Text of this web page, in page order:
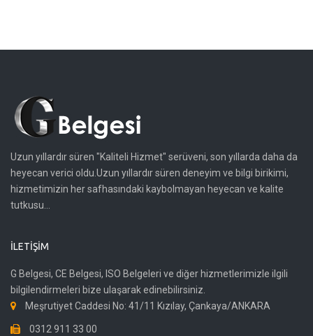
Uzun yıllardır süren "Kaliteli Hizmet" serüveni, son yıllarda daha da
heyecan verici oldu.Uzun yıllardır süren deneyim ve bilgi birikimi,
hizmetimizin her safhasındaki kaybolmayan heyecan ve kalite
tutkusu...
İLETIŞIM
G Belgesi, CE Belgesi, ISO Belgeleri ve diğer hizmetlerimizle ilgili
bilgilendirmeleri bize ulaşarak edinebilirsiniz.
Meşrutiyet Caddesi No: 41/11 Kızılay, Çankaya/ANKARA
0312 911 33 00